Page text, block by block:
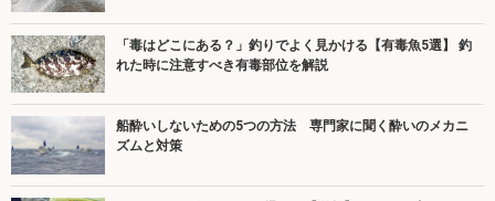
「毒はどこにある？」釣りでよく見かける【有毒魚5選】 釣
れた時に注意すべき有毒部位を解説
船酔いしないための5つの方法 専門家に聞く酔いのメカニ
ズムと対策